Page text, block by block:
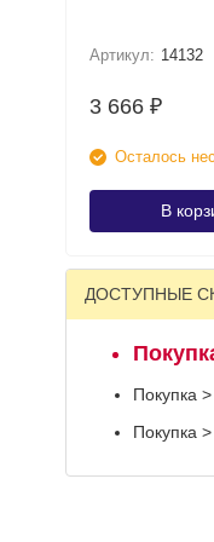
Артикул: 14132
3 666 ₽
Осталось
В
ДОСТУПНЫЕ
Покупка
Покупка